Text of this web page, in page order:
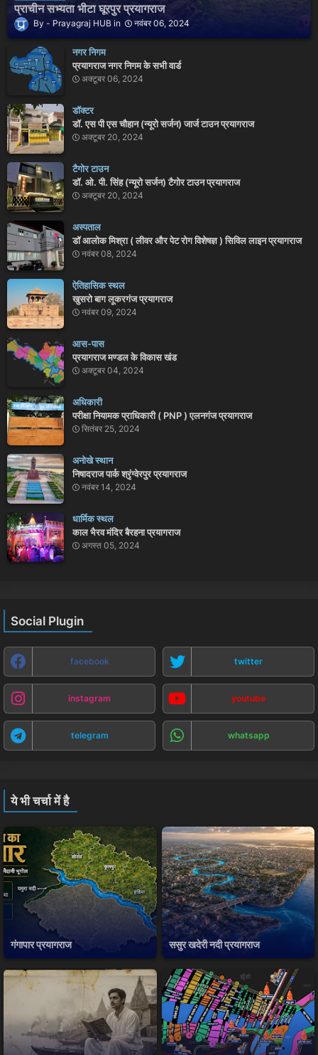
प्राचीन सभ्यता भीटा घूरपुर प्रयागराज
Prayagraj HUB नवंबर 06, 2024
नगर निगम
प्रयागराज नगर निगम के सभी वार्ड
अक्टूबर 06, 2024
डॉक्टर
डॉ. एस पी एस चौहान (न्यूरो सर्जन) जार्ज टाउन प्रयागराज
अक्टूबर 20, 2024
टैगोर टाउन
डॉ. ओ. पी. सिंह (न्यूरो सर्जन) टैगोर टाउन प्रयागराज
अक्टूबर 20, 2024
अस्पताल
डॉ आलोक मिश्रा ( लीवर और पेट रोग विशेषज्ञ ) सिविल लाइन प्रयागराज
नवंबर 08, 2024
ऐतिहासिक स्थल
खुसरो बाग लूकरगंज प्रयागराज
नवंबर 09, 2024
आस-पास
प्रयागराज मण्डल के विकास खंड
अक्टूबर 04, 2024
अधिकारी
परीक्षा नियामक प्राधिकारी ( PNP ) एलनगंज प्रयागराज
सितंबर 25, 2024
अनोखे स्थान
निषादराज पार्क श्रृंग्वेरपुर प्रयागराज
नवंबर 14, 2024
धार्मिक स्थल
काल भैरव मंदिर बैरहना प्रयागराज
अगस्त 05, 2024
Social Plugin
facebook twitter
instagram youtube
telegram whatsapp
ये भी चर्चा में है
गंगापार प्रयागराज ससुर खदेरी नदी प्रयागराज